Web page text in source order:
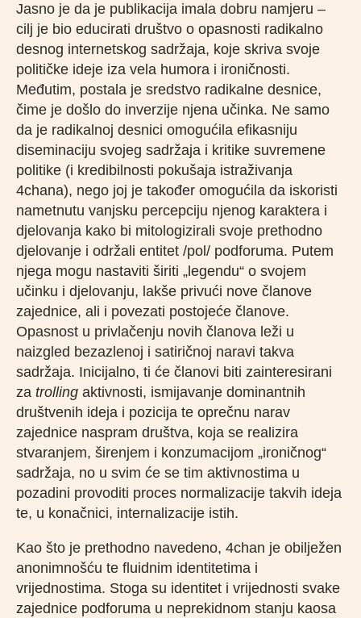
Jasno je da je publikacija imala dobru namjeru –
cilj je bio educirati društvo o opasnosti radikalno
desnog internetskog sadržaja, koje skriva svoje
političke ideje iza vela humora i ironičnosti.
Međutim, postala je sredstvo radikalne desnice,
čime je došlo do inverzije njena učinka. Ne samo
da je radikalnoj desnici omogućila efikasniju
diseminaciju svojeg sadržaja i kritike suvremene
politike (i kredibilnosti pokušaja istraživanja
4chana), nego joj je također omogućila da iskoristi
nametnutu vanjsku percepciju njenog karaktera i
djelovanja kako bi mitologizirali svoje prethodno
djelovanje i održali entitet /pol/ podforuma. Putem
njega mogu nastaviti širiti „legendu“ o svojem
učinku i djelovanju, lakše privući nove članove
zajednice, ali i povezati postojeće članove.
Opasnost u privlačenju novih članova leži u
naizgled bezazlenoj i satiričnoj naravi takva
sadržaja. Inicijalno, ti će članovi biti zainteresirani
za trolling aktivnosti, ismijavanje dominantnih
društvenih ideja i pozicija te oprečnu narav
zajednice naspram društva, koja se realizira
stvaranjem, širenjem i konzumacijom „ironičnog“
sadržaja, no u svim će se tim aktivnostima u
pozadini provoditi proces normalizacije takvih ideja
te, u konačnici, internalizacije istih.
Kao što je prethodno navedeno, 4chan je obilježen
anonimnošću te fluidnim identitetima i
vrijednostima. Stoga su identitet i vrijednosti svake
zajednice podforuma u neprekidnom stanju kaosa